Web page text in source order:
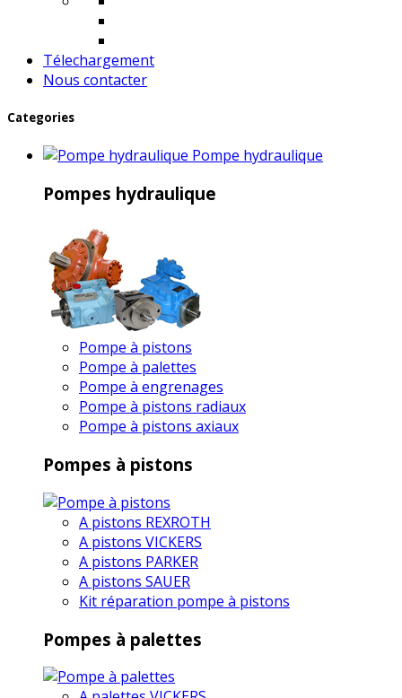
Télechargement
Nous contacter
Categories
Pompe hydraulique
Pompes hydraulique
Pompe à pistons
Pompe à palettes
Pompe à engrenages
Pompe à pistons radiaux
Pompe à pistons axiaux
Pompes à pistons
A pistons REXROTH
A pistons VICKERS
A pistons PARKER
A pistons SAUER
Kit réparation pompe à pistons
Pompes à palettes